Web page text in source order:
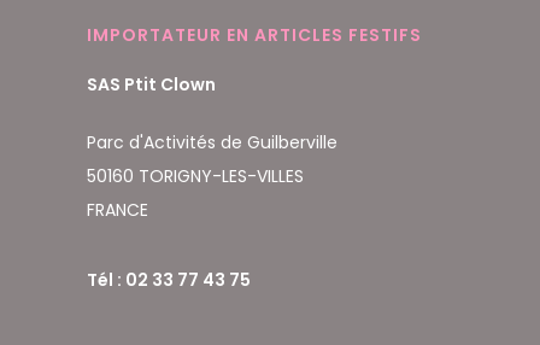
IMPORTATEUR EN ARTICLES FESTIFS
SAS Ptit Clown
Parc d'Activités de Guilberville
50160 TORIGNY-LES-VILLES
FRANCE
Tél : 02 33 77 43 75